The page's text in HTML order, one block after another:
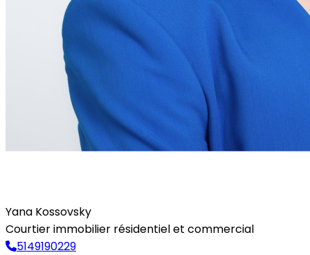
Yana Kossovsky
Courtier immobilier résidentiel et commercial
5149190229